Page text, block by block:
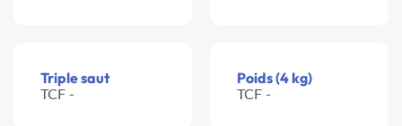
Triple saut
TCF -
Poids (4 kg)
TCF -